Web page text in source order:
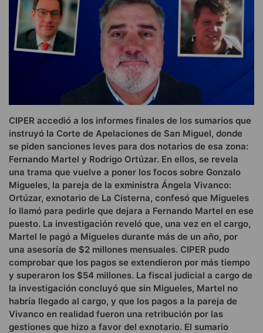
CIPER accedió a los informes finales de los sumarios que
instruyó la Corte de Apelaciones de San Miguel, donde
se piden sanciones leves para dos notarios de esa zona:
Fernando Martel y Rodrigo Ortúzar. En ellos, se revela
una trama que vuelve a poner los focos sobre Gonzalo
Migueles, la pareja de la exministra Ángela Vivanco:
Ortúzar, exnotario de La Cisterna, confesó que Migueles
lo llamó para pedirle que dejara a Fernando Martel en ese
puesto. La investigación reveló que, una vez en el cargo,
Martel le pagó a Migueles durante más de un año, por
una asesoría de $2 millones mensuales. CIPER pudo
comprobar que los pagos se extendieron por más tiempo
y superaron los $54 millones. La fiscal judicial a cargo de
la investigación concluyó que sin Migueles, Martel no
habría llegado al cargo, y que los pagos a la pareja de
Vivanco en realidad fueron una retribución por las
gestiones que hizo a favor del exnotario. El sumario